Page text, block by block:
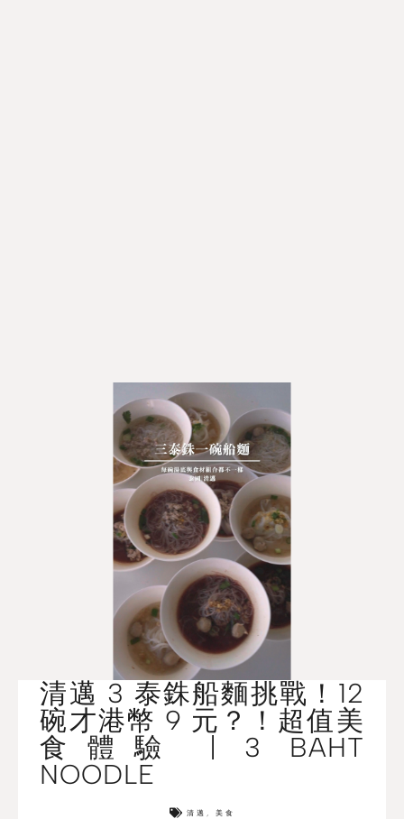
清邁 3 泰銖船麵挑戰！12
碗才港幣 9 元？！超值美
食體驗 | 3 BAHT
NOODLE
清邁 , 美食